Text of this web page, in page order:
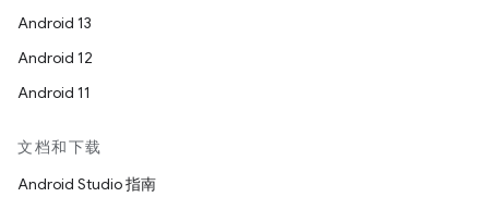
Android 13
Android 12
Android 11
文档和下载
Android Studio 指南